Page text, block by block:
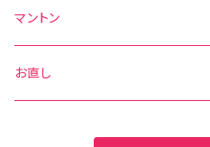
その他の柄
無地
その他の柄
水玉
花柄
ボウタイ
水玉
エプロン
ベルト
マントン
お直し